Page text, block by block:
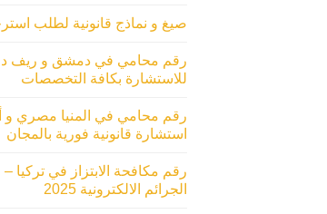
صيغ و نماذج قانونية لطلب
رقم محامي في دمشق و ريف
للاستشارة بكافة التخصصات
رقم محامي في المنيا مصري و
استشارة قانونية فورية بالمجان
رقم مكافحة الابتزاز في تركيا –
الجرائم الالكترونية 2025